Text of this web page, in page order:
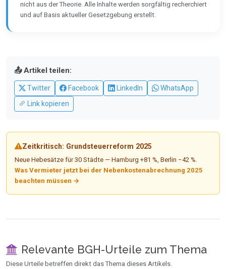
nicht aus der Theorie. Alle Inhalte werden sorgfältig recherchiert
und auf Basis aktueller Gesetzgebung erstellt.
📤 Artikel teilen:
Twitter Facebook LinkedIn
WhatsApp
Link kopieren
Zeitkritisch: Grundsteuerreform 2025
Neue Hebesätze für 30 Städte — Hamburg +81 %, Berlin −42 %.
Was Vermieter jetzt bei der Nebenkostenabrechnung 2025
beachten müssen →
Relevante BGH-Urteile zum Thema
Diese Urteile betreffen direkt das Thema dieses Artikels.